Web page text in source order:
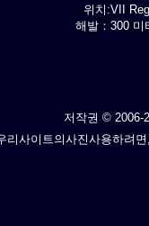
위치:VII
해발：300 미
저작권 © 2006-
리사이트의사진사용하려